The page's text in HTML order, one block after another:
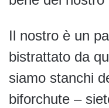
Il nostro è un
bistrattato da
siamo stanchi
biforchute –